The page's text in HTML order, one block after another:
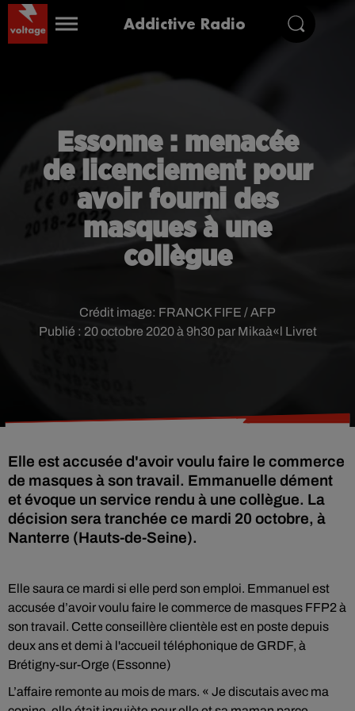
Addictive Radio
Essonne : menacée
de licenciement pour
avoir fourni des
masques à une
collègue
Publié : 20 octobre 2020 à 9h30 par Mikaà«l Livret
Crédit image: FRANCK FIFE / AFP
Elle est accusée d'avoir voulu faire le commerce
de masques à son travail. Emmanuelle dément
et évoque un service rendu à une collègue. La
décision sera tranchée ce mardi 20 octobre, à
Nanterre (Hauts-de-Seine).
Elle saura ce mardi si elle perd son emploi. Emmanuel est
accusée d’avoir voulu faire le commerce de masques FFP2 à
son travail. Cette conseillère clientèle est en poste depuis
deux ans et demi à l'accueil téléphonique de GRDF, à
Brétigny-sur-Orge (Essonne)
L’affaire remonte au mois de mars. « Je discutais avec ma